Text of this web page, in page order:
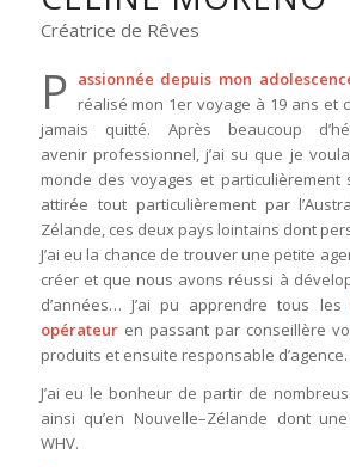
Créatrice de Rêves
P assionnée depuis mon
réalisé mon 1er voyage à 19 ans et
jamais quitté. Après beaucoup
avenir professionnel, j’ai su que je
monde des voyages et particulièrement
attirée tout particulièrement par
Zélande, ces deux pays lointains dont
J’ai eu la chance de trouver une petite
créer et que nous avons réussi à
d’années… J’ai pu apprendre tous les
opérateuren passant par conseillère
produits et ensuite responsable
J’ai eu le bonheur de partir de
ainsi qu’en Nouvelle–Zélande dont
WHV.